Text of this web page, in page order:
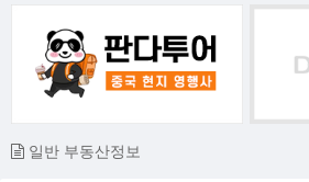
일반 부동산정보